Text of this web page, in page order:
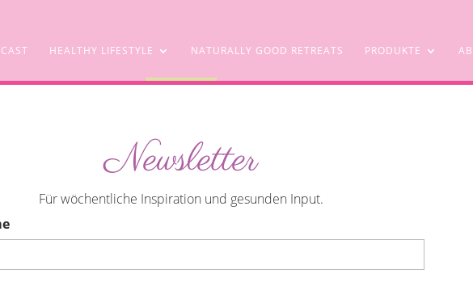
HEALTHY LIFESTYLE NATURALLY GOOD RETREATS PRODUKTE
Rezepte für jeden Tag.
Newsletter
Für wöchentliche Inspiration und gesunden Input.